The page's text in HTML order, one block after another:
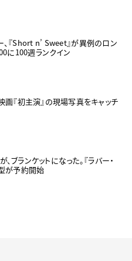
、『Short n’ Sweet』が異例のロン
に100週ランクイン
画『初主演』の現場写真をキャッチ
ブランケットになった。『ラバー・
が予約開始